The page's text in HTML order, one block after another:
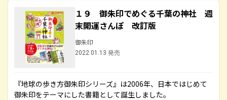
１９ 御朱印でめぐる千葉の神社 週
末開運さんぽ 改訂版
御朱印
2022.01.13 発売
『地球の歩き方御朱印シリーズ』は2006年、日本ではじめて
御朱印をテーマにした書籍として誕生しました。